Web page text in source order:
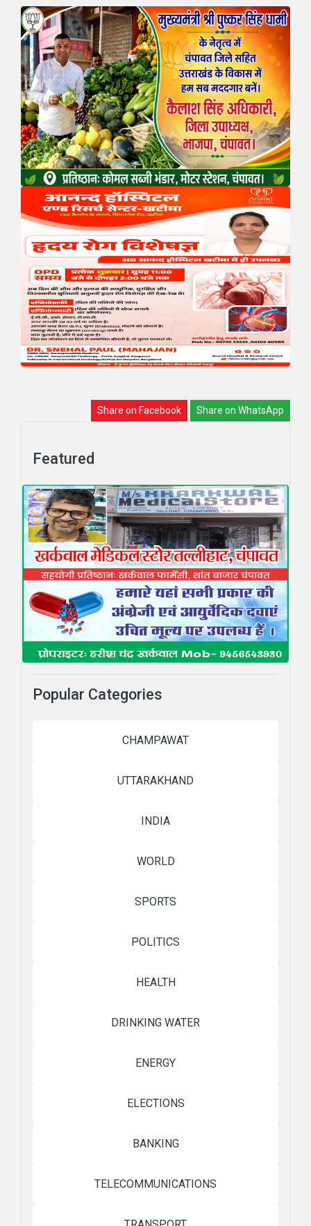
Share on Facebook Share on WhatsApp
Featured
Popular Categories
CHAMPAWAT
UTTARAKHAND
INDIA
WORLD
SPORTS
POLITICS
HEALTH
DRINKING WATER
ENERGY
ELECTIONS
BANKING
TELECOMMUNICATIONS